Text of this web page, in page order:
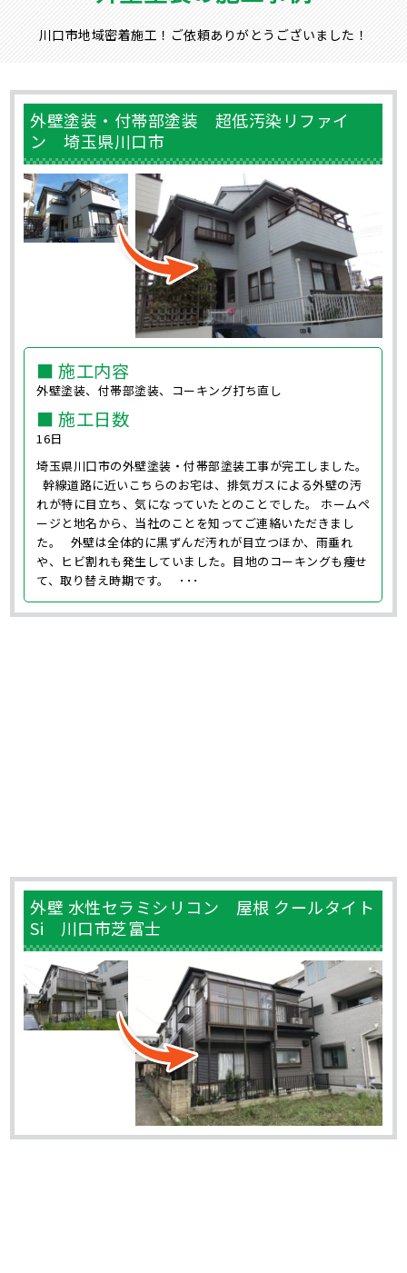
川口市地域密着施工！ご依頼ありがとうございました！
外壁塗装・付帯部塗装 超低汚染リファイ
ン 埼玉県川口市
■ 施工内容
外壁塗装、付帯部塗装、コーキング打ち直し
■ 施工日数
16日
埼玉県川口市の外壁塗装・付帯部塗装工事が完工しました。
幹線道路に近いこちらのお宅は、排気ガスによる外壁の汚
れが特に目立ち、気になっていたとのことでした。 ホームペ
ージと地名から、当社のことを知ってご連絡いただきまし
た。 外壁は全体的に黒ずんだ汚れが目立つほか、雨垂れ
や、ヒビ割れも発生していました。目地のコーキングも痩せ
て、取り替え時期です。 ･･･
外壁 水性セラミシリコン 屋根 クールタイト
Si 川口市芝富士